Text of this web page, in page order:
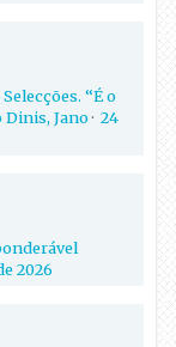
“É o
Dinis, Jano·24
2026